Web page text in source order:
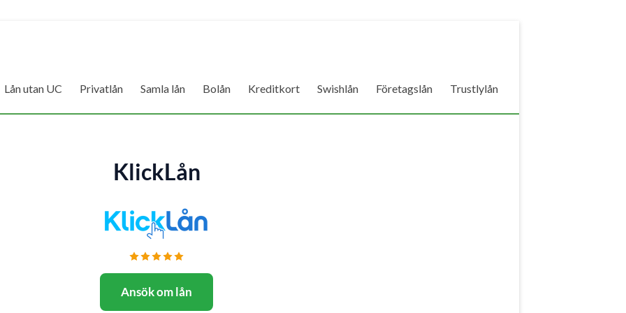
Lån utan UC Privatlån Samla lån Bolån Kreditkort Swishlån Företagslån Trustlylån
KlickLån
Ansök om lån